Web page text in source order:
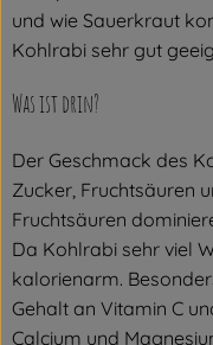
und wie Sauerkraut
Kohlrabi sehr gut
Was ist drin?
Der Geschmack des
Zucker, Fruchtsäuren
Fruchtsäuren
Da Kohlrabi sehr viel
kalorienarm.
Gehalt an Vitamin C
Calcium und